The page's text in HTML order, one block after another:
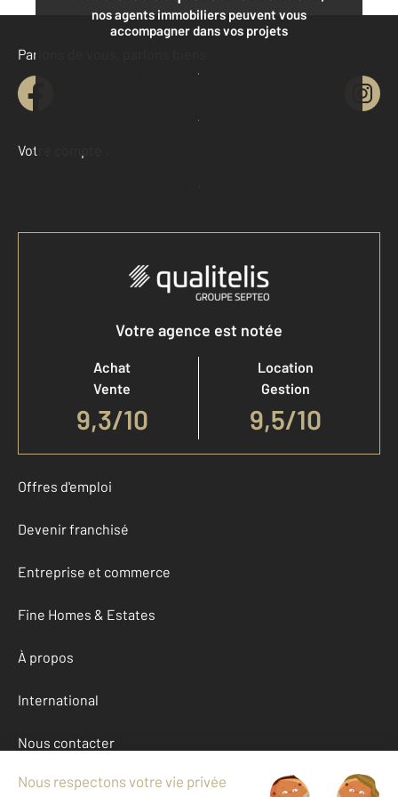
nos agents immobiliers peuvent vous
accompagner dans vos projets
Contacter l'agence
Demander une estimation
Parlons de vous, parlons biens
Votre compte :
Accéder à mon compte
Votre agence est notée
Achat
Vente
9,3/10
Location
Gestion
9,5/10
Offres d'emploi
Devenir franchisé
Entreprise et commerce
Fine Homes & Estates
À propos
International
Nous contacter